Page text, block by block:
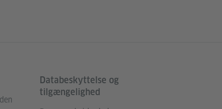
Databeskyttelse og
tilgængelighed